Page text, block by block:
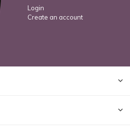
Login
Create an account